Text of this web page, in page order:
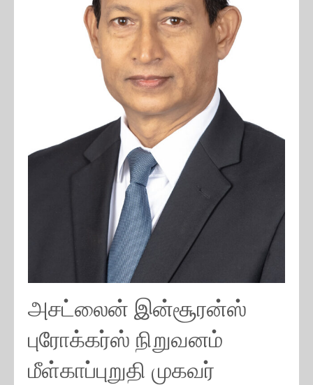
அசட்லைன் இன்சூரன்ஸ்
புரோக்கர்ஸ் நிறுவனம்
மீள்காப்புறுதி முகவர்